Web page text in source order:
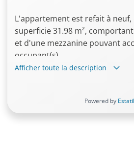
L'appartement est refait à
superficie 31.98 m²,
et d'une mezzanine pouvant
occupant(s).
Le logement dispose d’une
Afficher toute la description
Powered by